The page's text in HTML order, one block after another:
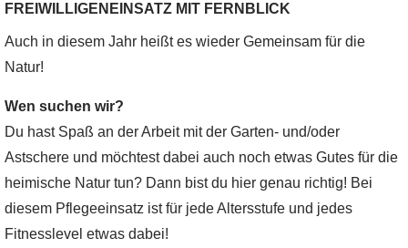
FREIWILLIGENEINSATZ MIT FERNBLICK
Auch in diesem Jahr heißt es wieder Gemeinsam für die
Natur!
Wen suchen wir?
Du hast Spaß an der Arbeit mit der Garten- und/oder
Astschere und möchtest dabei auch noch etwas Gutes für die
heimische Natur tun? Dann bist du hier genau richtig! Bei
diesem Pflegeeinsatz ist für jede Altersstufe und jedes
Fitnesslevel etwas dabei!